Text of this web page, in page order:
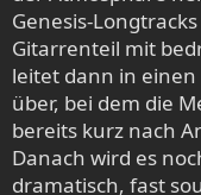
Genesis-
Gitarrenteil mit
leitet dann in
über, bei dem die
bereits kurz nach
Danach wird es
dramatisch, fast